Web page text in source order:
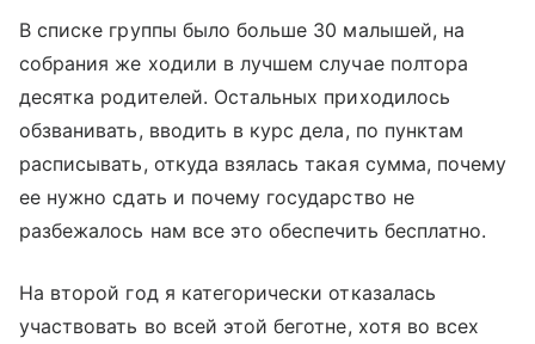
В списке группы было больше 30 малышей, на
собрания же ходили в лучшем случае полтора
десятка родителей. Остальных приходилось
обзванивать, вводить в курс дела, по пунктам
расписывать, откуда взялась такая сумма, почему
ее нужно сдать и почему государство не
разбежалось нам все это обеспечить бесплатно.
На второй год я категорически отказалась
участвовать во всей этой беготне, хотя во всех